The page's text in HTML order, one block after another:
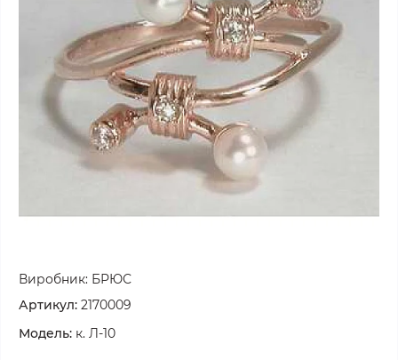
Виробник: БРЮС
Артикул: 2170009
Модель: к. Л-10